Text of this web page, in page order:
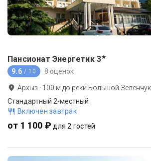
Пансионат Энергетик 3★
9.6 / 10 8 оценок
Архыз · 100 м до реки Большой Зеленчук
Стандартный 2-местный
Включен завтрак
от 1 100 ₽ для 2 гостей